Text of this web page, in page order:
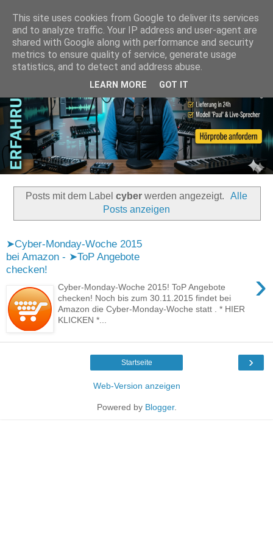
Posts mit dem Label cyberwerden angezeigt.
Alle
Posts anzeigen
➤Cyber-Monday-Woche 2015
bei Amazon - ➤ToP Angebote
checken!
›
Cyber-Monday-Woche 2015! ToP Angebote
checken! Noch bis zum 30.11.2015 findet bei
Amazon die Cyber-Monday-Woche statt . * HIER
KLICKEN *...
›
Startseite
Web-Version anzeigen
Powered by Blogger.
This site uses cookies from Google to deliver its services
and to analyze traffic. Your IP address and user-agent are
shared with Google along with performance and security
metrics to ensure quality of service, generate usage
statistics, and to detect and address abuse.
LEARN MORE GOT IT